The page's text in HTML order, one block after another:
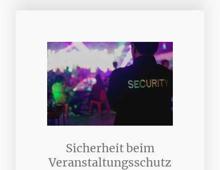
Sicherheit beim
Veranstaltungsschutz